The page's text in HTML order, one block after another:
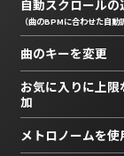
自動スクロールの
（曲のBPMに合わせた自動
曲のキーを変更
お気に入りに上
加
メトロノームを使